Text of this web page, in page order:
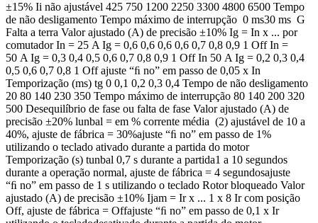
±15% Ii não ajustável 425 750 1200 2250 3300 4800 6500 Tempo
de não desligamento Tempo máximo de interrupção 0 ms30 ms G
Falta a terra Valor ajustado (A) de precisão ±10% Ig = In x ... por
comutador In = 25 A Ig = 0,6 0,6 0,6 0,6 0,7 0,8 0,9 1 Off In =
50 A Ig = 0,3 0,4 0,5 0,6 0,7 0,8 0,9 1 Off In 50 A Ig = 0,2 0,3 0,4
0,5 0,6 0,7 0,8 1 Off ajuste “ﬁ no” em passo de 0,05 x In
Temporização (ms) tg 0 0,1 0,2 0,3 0,4 Tempo de não desligamento
20 80 140 230 350 Tempo máximo de interrupção 80 140 200 320
500 Desequilíbrio de fase ou falta de fase Valor ajustado (A) de
precisão ±20% lunbal = em % corrente média (2) ajustável de 10 a
40%, ajuste de fábrica = 30%ajuste “ﬁ no” em passo de 1%
utilizando o teclado ativado durante a partida do motor
Temporização (s) tunbal 0,7 s durante a partida1 a 10 segundos
durante a operação normal, ajuste de fábrica = 4 segundosajuste
“ﬁ no” em passo de 1 s utilizando o teclado Rotor bloqueado Valor
ajustado (A) de precisão ±10% Ijam = Ir x ... 1 x 8 Ir com posição
Off, ajuste de fábrica = Offajuste “ﬁ no” em passo de 0,1 x Ir